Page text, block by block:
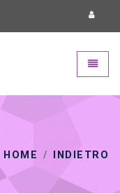
HOME INDIETRO